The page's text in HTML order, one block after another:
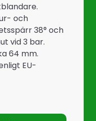
och
38° och
vid 3 bar.
64 mm.
EU-